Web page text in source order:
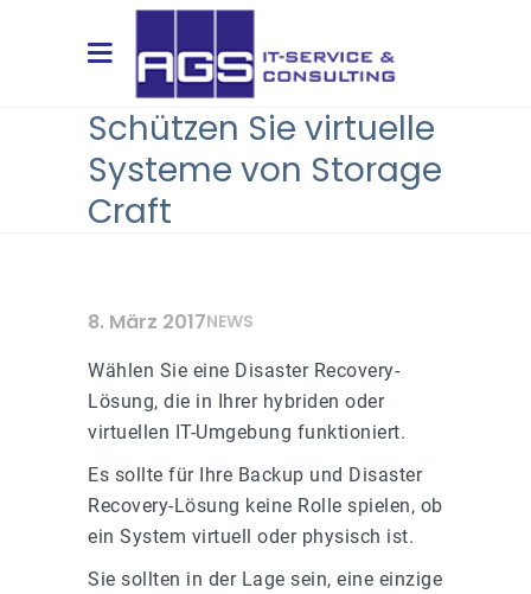
Schützen Sie virtuelle
Systeme von Storage
Craft
8. März 2017NEWS
Wählen Sie eine Disaster Recovery-
Lösung, die in Ihrer hybriden oder
virtuellen IT-Umgebung funktioniert.
Es sollte für Ihre Backup und Disaster
Recovery-Lösung keine Rolle spielen, ob
ein System virtuell oder physisch ist.
Sie sollten in der Lage sein, eine einzige